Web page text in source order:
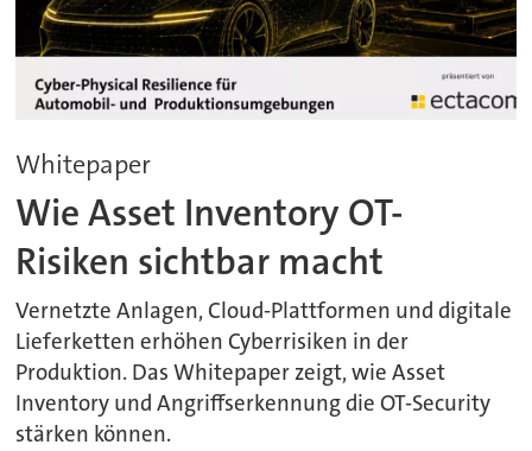
Whitepaper
Wie Asset Inventory OT-
Risiken sichtbar macht
Vernetzte Anlagen, Cloud-Plattformen und digitale
Lieferketten erhöhen Cyberrisiken in der
Produktion. Das Whitepaper zeigt, wie Asset
Inventory und Angriffserkennung die OT-Security
stärken können.